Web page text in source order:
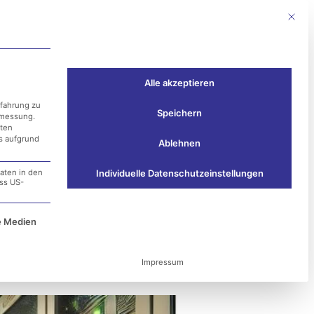
Events
und Lehren
Mit
zu
aufgrund
in den
US-
Gruppe ist essenziell und kann nicht
Medien
Alle akzeptieren
Speichern
Ablehnen
Individuelle Datenschutzeinstellungen
Impressum